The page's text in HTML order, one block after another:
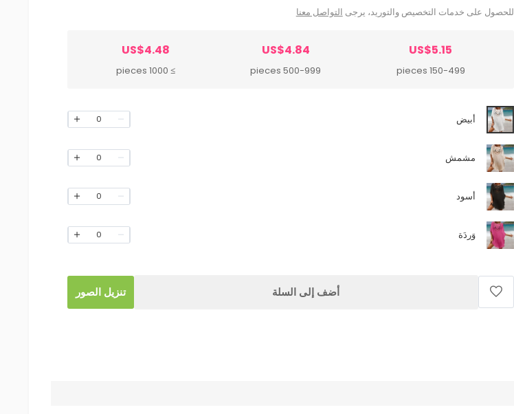
للحصول على خدمات التخصيص والتوريد، يرجى التواصل معنا
US$5.15
150-499 pieces
US$4.84
500-999 pieces
US$4.48
≥ 1000 pieces
أبيض 0
مشمش 0
أسود 0
وَردَة 0
أضف إلى السلة تنزيل الصور